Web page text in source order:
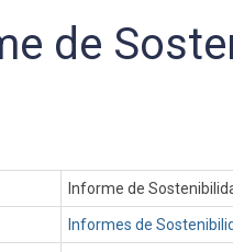
de
Informe de
Informes de